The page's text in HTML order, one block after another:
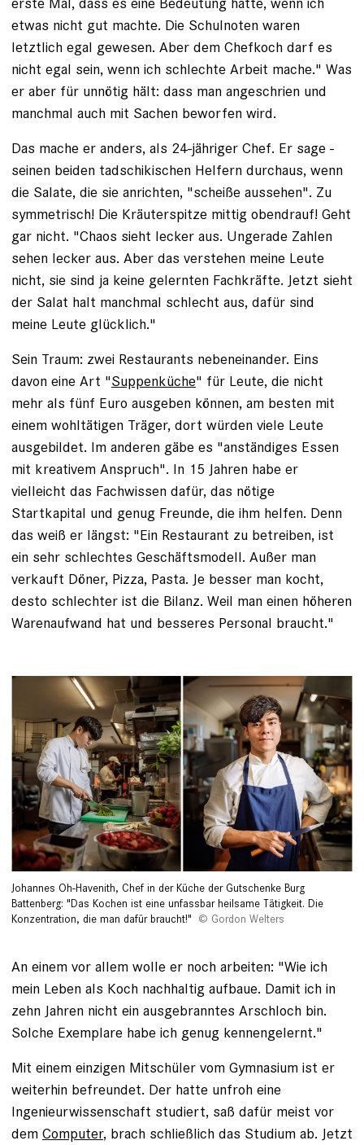
etwas nicht gut machte. Die Schulnoten waren
letztlich egal gewesen. Aber dem Chefkoch darf es
nicht egal sein, wenn ich schlechte Arbeit mache." Was
er aber für unnötig hält: dass man angeschrien und
manchmal auch mit Sachen beworfen wird.
Das mache er anders, als 24-jähriger Chef. Er sage ­
seinen beiden tadschikischen Helfern durchaus, wenn
die Salate, die sie anrichten, "scheiße aussehen". Zu
symmetrisch! Die Kräuterspitze mittig obendrauf! Geht
gar nicht. "Chaos sieht lecker aus. Ungerade Zahlen
sehen lecker aus. Aber das verstehen meine Leute
nicht, sie sind ja keine gelernten Fachkräfte. Jetzt sieht
der Salat halt manchmal schlecht aus, dafür sind
meine Leute glücklich."
Sein Traum: zwei Restaurants nebeneinander. Eins
davon eine Art "Suppenküche" für Leute, die nicht
mehr als fünf Euro ausgeben können, am besten mit
einem wohl­tätigen Träger, dort würden viele Leute
ausgebildet. Im anderen gäbe es "anständiges Essen
mit kreativem Anspruch". In 15 Jahren habe er
vielleicht das ­Fachwissen dafür, das nötige
Startkapital und genug Freunde, die ihm helfen. Denn
das weiß er längst: "Ein Restaurant zu ­betreiben, ist
ein sehr schlechtes Geschäftsmodell. Außer man
verkauft Döner, Pizza, Pasta. Je besser man kocht,
desto schlechter ist die Bilanz. Weil man einen höheren
Warenaufwand hat und besseres Personal braucht."
Johannes Oh-Havenith, Chef in der Küche der Gutschenke Burg
Battenberg: "Das Kochen ist eine unfassbar heilsame Tätigkeit. Die
Konzentration, die man dafür braucht!"
Gordon Welters
An einem vor allem wolle er noch arbeiten: "Wie ich
mein Leben als Koch nachhaltig aufbaue. Damit ich in
zehn Jahren nicht ein ausgebranntes Arschloch bin.
Solche Exemplare habe ich genug kennengelernt."
Mit einem einzigen Mitschüler vom Gymnasium ist er
weiterhin befreundet. Der hatte unfroh eine
Ingenieurwissenschaft studiert, saß dafür meist vor
dem ­ Computer, brach schließlich das Studium ab. Jetzt